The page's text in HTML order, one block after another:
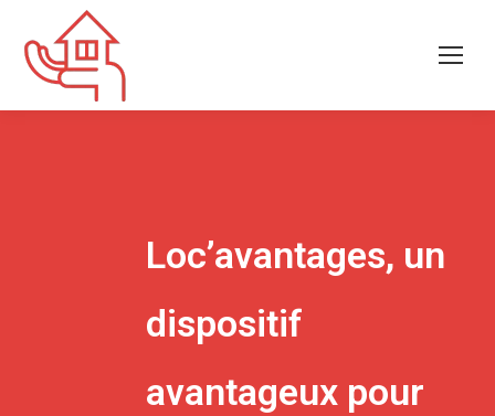
Loc’avantages, un
dispositif
avantageux pour